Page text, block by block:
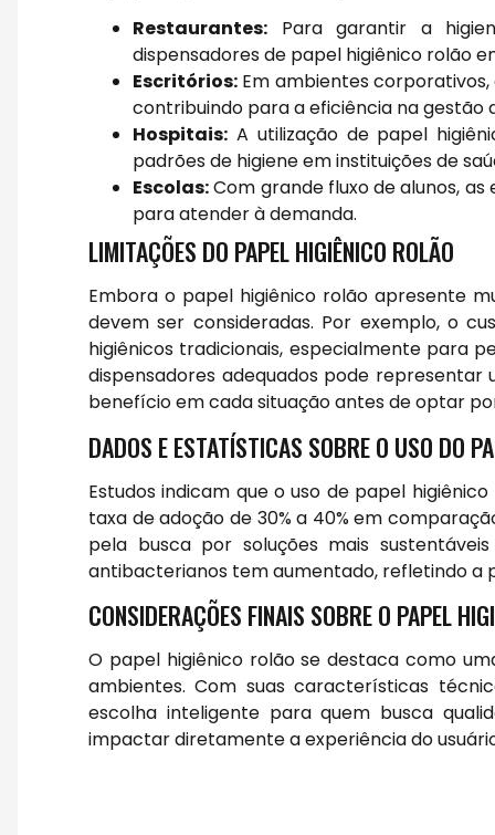
Restaurantes: Para garantir a
dispensadores de papel higiênico rolão
Escritórios: Em ambientes
contribuindo para a eficiência na gestão
Hospitais: A utilização de papel
padrões de higiene em instituições de
Escolas:Com grande fluxo de alunos,
para atender à demanda.
LIMITAÇÕES DO PAPEL HIGIÊNICO ROLÃO
Embora o papel higiênico rolão apresente
devem ser consideradas. Por exemplo, o
higiênicos tradicionais, especialmente para
dispensadores adequados pode
benefício em cada situação antes de optar
DADOS E ESTATÍSTICAS SOBRE O USO DO
Estudos indicam que o uso de papel
taxa de adoção de 30% a 40% em
pela busca por soluções mais
antibacterianos tem aumentado, refletindo a
CONSIDERAÇÕES FINAIS SOBRE O PAPEL
O papel higiênico rolão se destaca como
ambientes. Com suas características
escolha inteligente para quem busca
impactar diretamente a experiência do